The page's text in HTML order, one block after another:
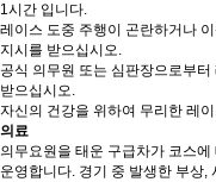
1시간 입니다.
레이스 도중 주행이 곤란하거나
지시를 받으십시오.
공식 의무원 또는 심판장으로부
받으십시오.
자신의 건강을 위하여 무리한 레
의료
의무요원을 태운 구급차가 코스
운영합니다. 경기 중 발생한 부상,